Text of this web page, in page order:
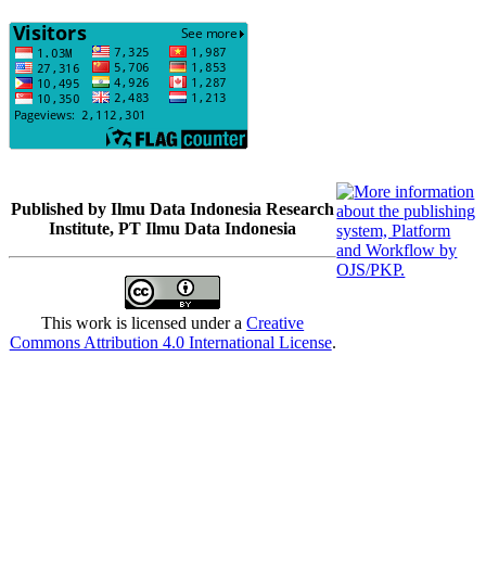
Published by Ilmu Data Indonesia Research
Institute, PT Ilmu Data Indonesia
This work is licensed under aCreative
Commons Attribution 4.0 International License.